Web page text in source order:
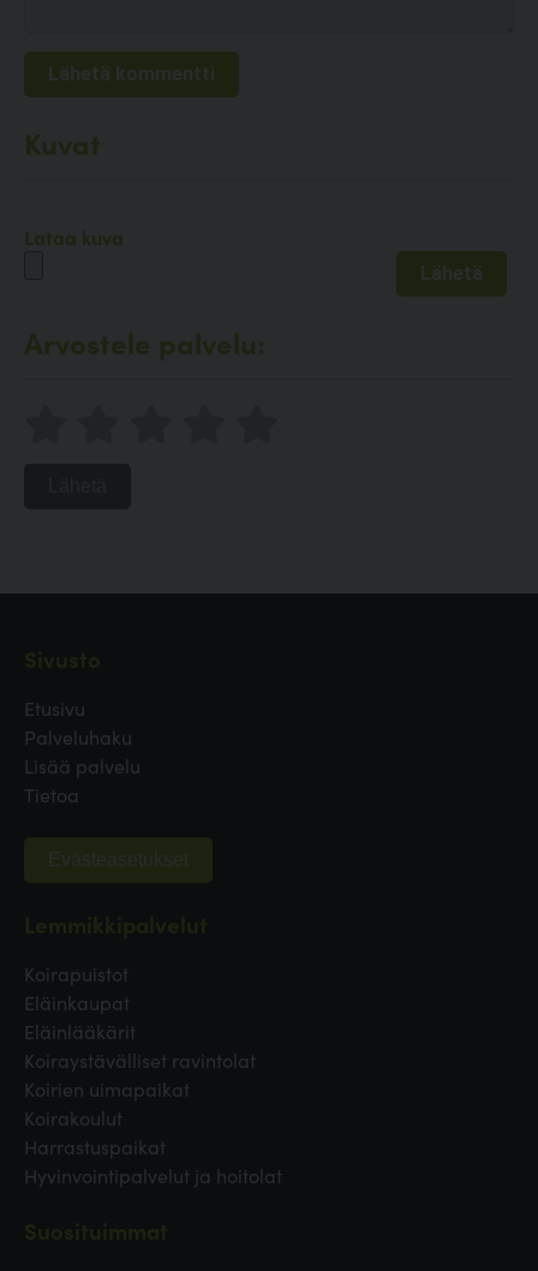
Kuvat
Lataa kuva
Arvostele palvelu:
Etusivu
Palveluhaku
Lisää palvelu
Tietoa
Evästeasetukset
Koirapuistot
Eläinkaupat
Eläinlääkärit
Koiraystävälliset ravintolat
Koirien uimapaikat
Koirakoulut
Harrastuspaikat
Hyvinvointipalvelut ja hoitolat